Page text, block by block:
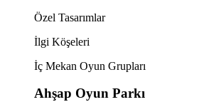
Özel Tasarımlar
İlgi Köşeleri
İç Mekan Oyun Grupları
Ahşap Oyun Parkı